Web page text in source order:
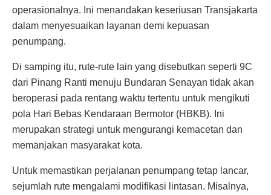
operasionalnya. Ini menandakan keseriusan Transjakarta
dalam menyesuaikan layanan demi kepuasan
penumpang.
Di samping itu, rute-rute lain yang disebutkan seperti 9C
dari Pinang Ranti menuju Bundaran Senayan tidak akan
beroperasi pada rentang waktu tertentu untuk mengikuti
pola Hari Bebas Kendaraan Bermotor (HBKB). Ini
merupakan strategi untuk mengurangi kemacetan dan
memanjakan masyarakat kota.
Untuk memastikan perjalanan penumpang tetap lancar,
sejumlah rute mengalami modifikasi lintasan. Misalnya,